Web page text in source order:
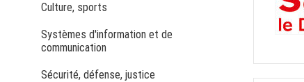
Culture, sports
Systèmes d'information et de
communication
Sécurité, défense, justice